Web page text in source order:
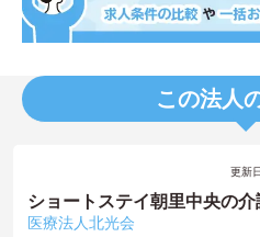
この法人
更新
ショートステイ朝里中央の介
医療法人北光会